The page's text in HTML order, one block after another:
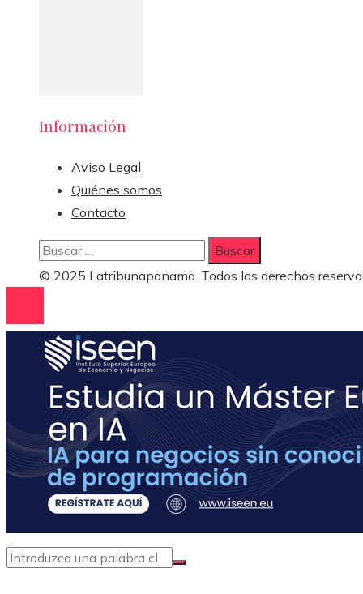
Información
Aviso Legal
Quiénes somos
Contacto
Buscar:
© 2025 Latribunapanama. Todos los derechos